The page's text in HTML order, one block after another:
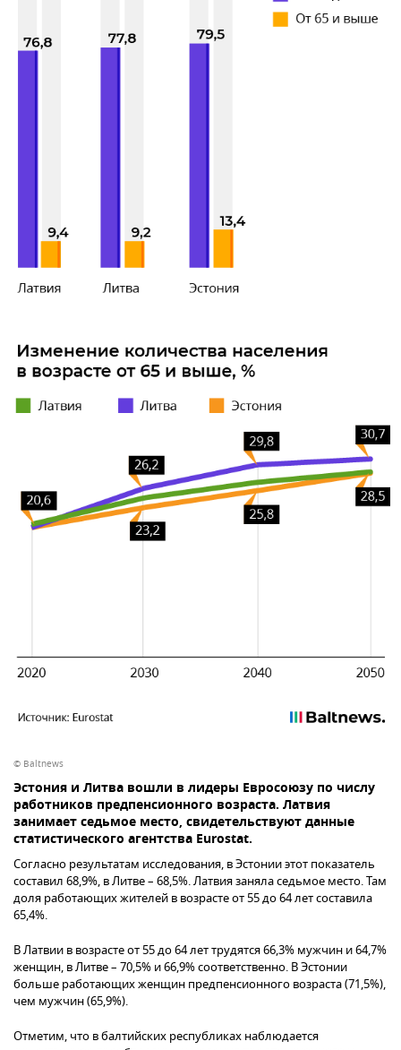
© Baltnews
Эстония и Литва вошли в лидеры Евросоюзу по числу
работников предпенсионного возраста. Латвия
занимает седьмое место, свидетельствуют данные
статистического агентства Eurostat.
Согласно результатам исследования, в Эстонии этот показатель
составил 68,9%, в Литве – 68,5%. Латвия заняла седьмое место. Там
доля работающих жителей в возрасте от 55 до 64 лет составила
65,4%.
В Латвии в возрасте от 55 до 64 лет трудятся 66,3% мужчин и 64,7%
женщин, в Литве – 70,5% и 66,9% соответственно. В Эстонии
больше работающих женщин предпенсионного возраста (71,5%),
чем мужчин (65,9%).
Отметим, что в балтийских республиках наблюдается